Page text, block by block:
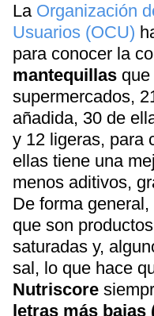
LaOrganización
Usuarios (OCU)
para conocer la
mantequillas
supermercados,
añadida, 30 de
y 12 ligeras, para
ellas tiene una
menos aditivos,
De forma
que son
saturadas y,
sal, lo que hace
Nutriscore
letras más bajas